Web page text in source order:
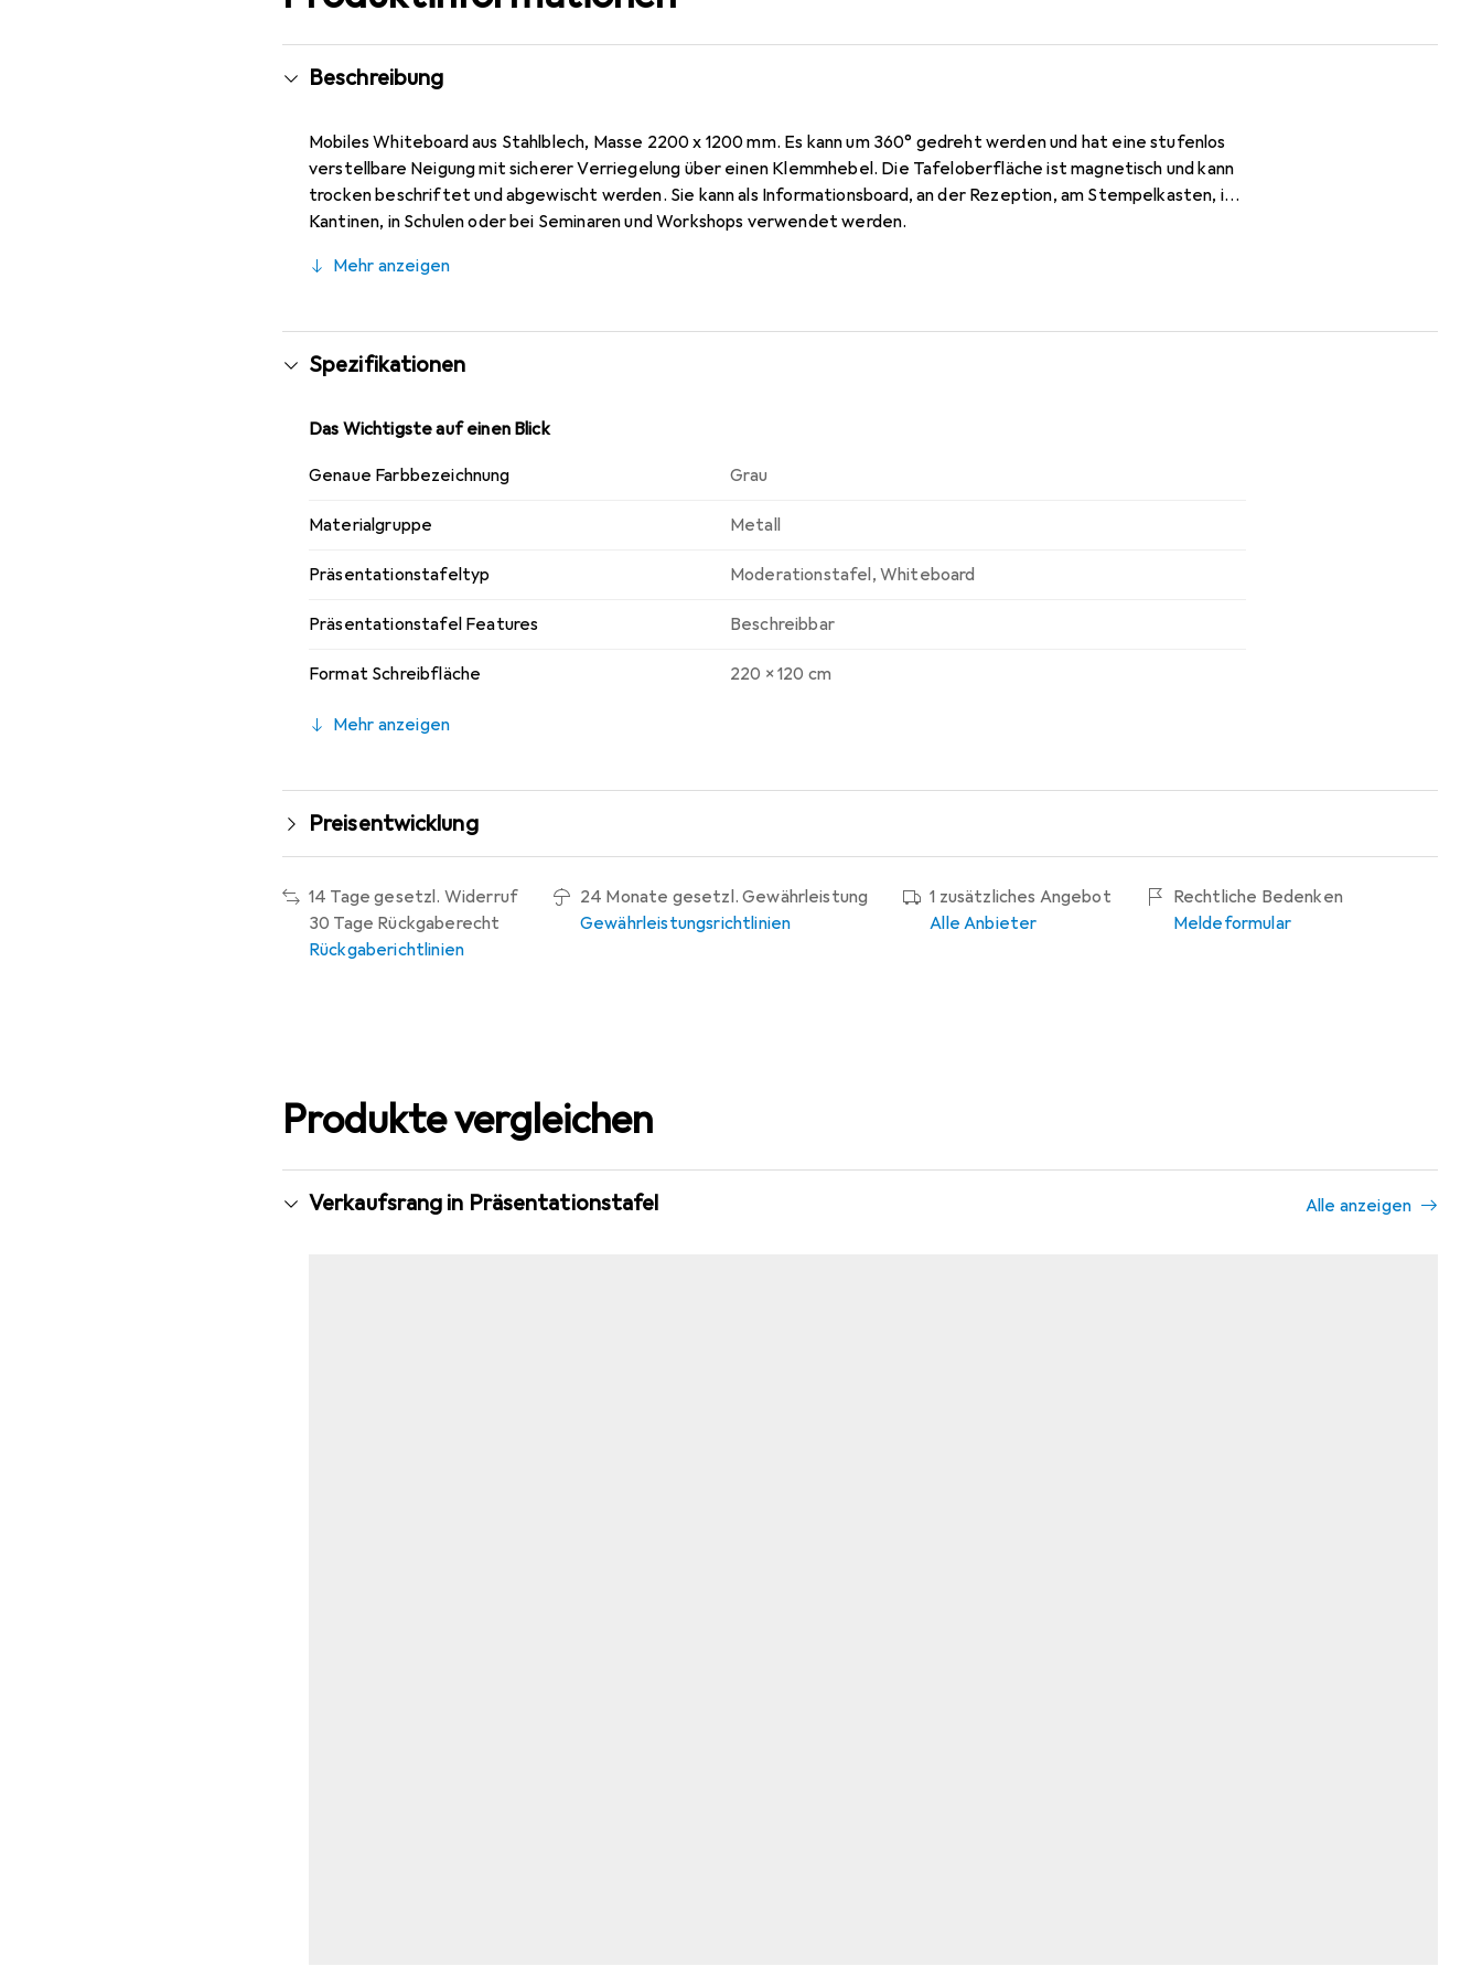
Beschreibung
Mobiles Whiteboard aus Stahlblech, Masse 2200 x 1200 mm. Es kann um 360° gedreht werden und hat eine stufenlos
verstellbare Neigung mit sicherer Verriegelung über einen Klemmhebel. Die Tafeloberfläche ist magnetisch und kann
trocken beschriftet und abgewischt werden. Sie kann als Informationsboard, an der Rezeption, am Stempelkasten, in
Kantinen, in Schulen oder bei Seminaren und Workshops verwendet werden.
Mehr anzeigen
Spezifikationen
Das Wichtigste auf einen Blick
Genaue Farbbezeichnung Grau
Materialgruppe Metall
Präsentationstafeltyp Moderationstafel, Whiteboard
Präsentationstafel Features Beschreibbar
Format Schreibfläche 220 x 120 cm
Mehr anzeigen
Preisentwicklung
14 Tage gesetzl. Widerruf
30 Tage Rückgaberecht
Rückgaberichtlinien
24 Monate gesetzl. Gewährleistung
Gewährleistungsrichtlinien
1 zusätzliches Angebot
Alle Anbieter
Rechtliche Bedenken
Meldeformular
Produkte vergleichen
Verkaufsrang in Präsentationstafel Alle anzeigen